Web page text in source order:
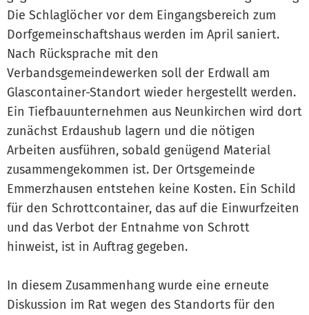
Die Schlaglöcher vor dem Eingangsbereich zum
Dorfgemeinschaftshaus werden im April saniert.
Nach Rücksprache mit den
Verbandsgemeindewerken soll der Erdwall am
Glascontainer-Standort wieder hergestellt werden.
Ein Tiefbauunternehmen aus Neunkirchen wird dort
zunächst Erdaushub lagern und die nötigen
Arbeiten ausführen, sobald genügend Material
zusammengekommen ist. Der Ortsgemeinde
Emmerzhausen entstehen keine Kosten. Ein Schild
für den Schrottcontainer, das auf die Einwurfzeiten
und das Verbot der Entnahme von Schrott
hinweist, ist in Auftrag gegeben.
In diesem Zusammenhang wurde eine erneute
Diskussion im Rat wegen des Standorts für den